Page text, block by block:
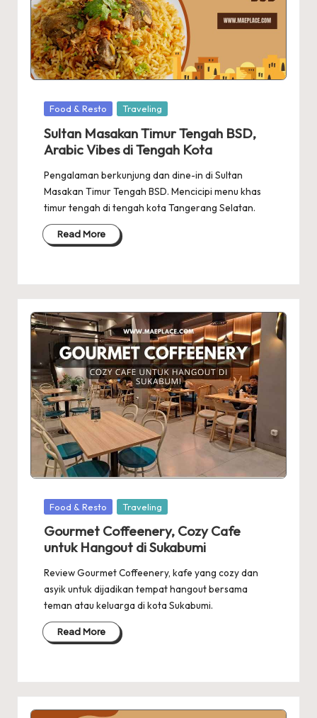
Posted
Food & Resto Traveling
Sultan Masakan Timur Tengah BSD,
Arabic Vibes di Tengah Kota
Pengalaman berkunjung dan dine-in di Sultan
Masakan Timur Tengah BSD. Mencicipi menu khas
timur tengah di tengah kota Tangerang Selatan.
Read More
Posted
Food & Resto Traveling
Gourmet Coffeenery, Cozy Cafe
untuk Hangout di Sukabumi
Review Gourmet Coffeenery, kafe yang cozy dan
asyik untuk dijadikan tempat hangout bersama
teman atau keluarga di kota Sukabumi.
Read More